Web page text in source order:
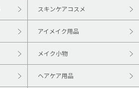
スキンケアコスメ
アイメイク用品
メイク小物
ヘアケア用品